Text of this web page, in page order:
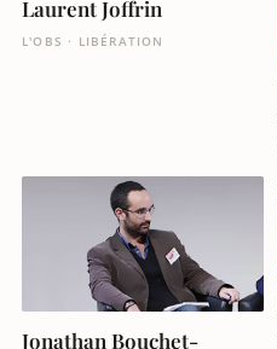
Laurent Joffrin
L'OBS · LIBÉRATION
Jonathan Bouchet-